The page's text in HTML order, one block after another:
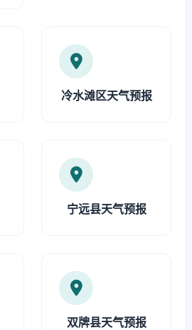
冷水滩区天气预报
宁远县天气预报
双牌县天气预报